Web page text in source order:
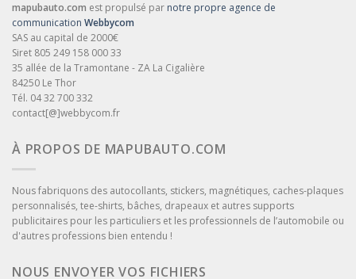
mapubauto.com est propulsé par notre propre agence de
communication Webbycom
SAS au capital de 2000€
Siret 805 249 158 000 33
35 allée de la Tramontane - ZA La Cigalière
84250 Le Thor
Tél. 04 32 700 332
contact[@]webbycom.fr
À PROPOS DE MAPUBAUTO.COM
Nous fabriquons des autocollants, stickers, magnétiques, caches-plaques
personnalisés, tee-shirts, bâches, drapeaux et autres supports
publicitaires pour les particuliers et les professionnels de l’automobile ou
d'autres professions bien entendu !
NOUS ENVOYER VOS FICHIERS